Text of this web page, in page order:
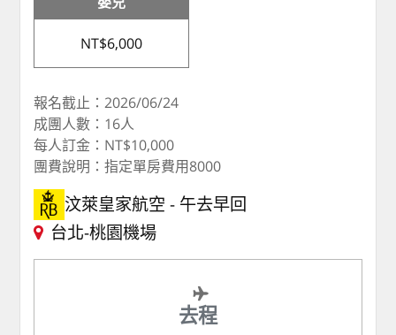
NT$6,000
報名截止：2026/06/24
成團人數：16人
每人訂金：NT$10,000
團費說明：指定單房費用8000
汶萊皇家航空
午去早回
台北-桃園機場
去程